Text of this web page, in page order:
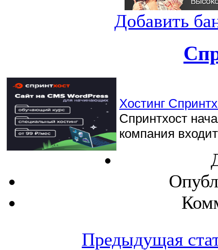
Добавить
Хостинг
Спринтхост
компания
Предыдущая